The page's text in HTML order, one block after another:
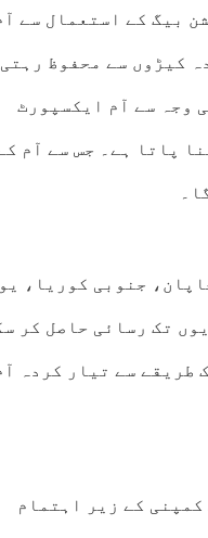
بیگ کے استعمال سے
کیڑوں سے محفوظ
وجہ سے آم ایکسپورٹ
پاتا ہے۔ جس سے آم
جنوبی کوریا،
تک رسائی حاصل کر
طریقے سے تیار کردہ
کے زیر اہتمام